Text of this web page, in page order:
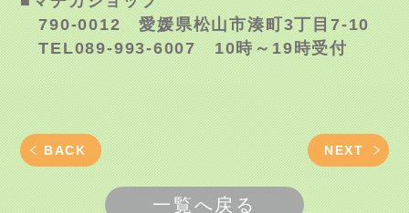
790-0012 愛媛県松山市湊町3丁目7-10
TEL089-993-6007 10時～19時受付
BACK NEXT
一覧へ戻る